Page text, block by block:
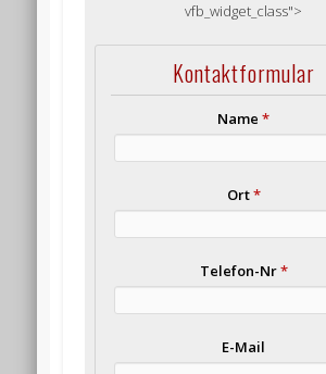
vfb_widget_class">
Kontaktformular
Name *
Ort*
Telefon-Nr*
E-Mail